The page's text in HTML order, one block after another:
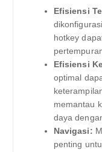
Efisiensi
hotkey
Efisiensi
optimal
memantau
daya
Navigasi:
penting